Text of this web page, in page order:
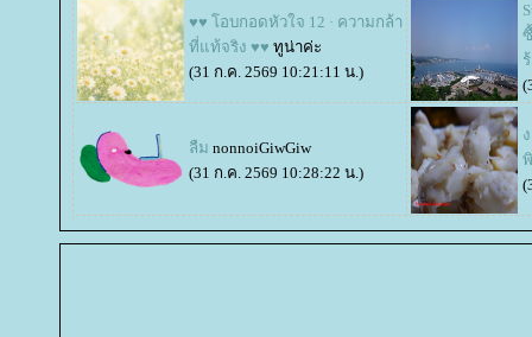
♥♥ โอบกอดหัวใจ 12 · ความกล้า
ที่แท้จริง ♥♥ ทูน่าค่ะ
(31 ก.ค. 2569 10:21:11 น.)
ลืม nonnoiGiwGiw
(31 ก.ค. 2569 10:28:22 น.)